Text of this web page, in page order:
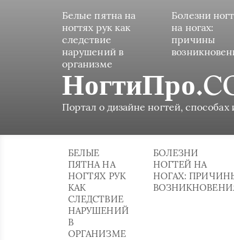
Белые пятна на
ногтях рук как
следствие
нарушений в
организме
Болезни
на ногах:
причины
Портал о дизайне ногтей,
БЕЛЫЕ
ПЯТНА НА
НОГТЯХ РУК
КАК
СЛЕДСТВИЕ
НАРУШЕНИЙ
В
ОРГАНИЗМЕ
БОЛЕЗНИ
НОГТЕЙ НА
НОГАХ: